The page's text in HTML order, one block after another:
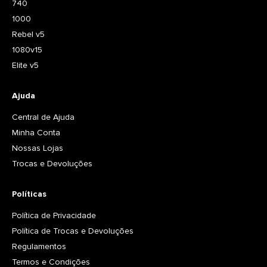
740
1000
Rebel v5
1080v15
Elite v5
Ajuda
Central de Ajuda
Minha Conta
Nossas Lojas
Trocas e Devoluções
Políticas
Política de Privacidade
Política de Trocas e Devoluções
Regulamentos
Termos e Condições